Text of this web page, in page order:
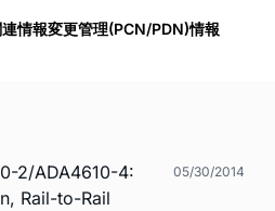
情報変更管理(PCN/PDN)情報
2/ADA4610-4:
Rail-to-Rail
05/30/2014